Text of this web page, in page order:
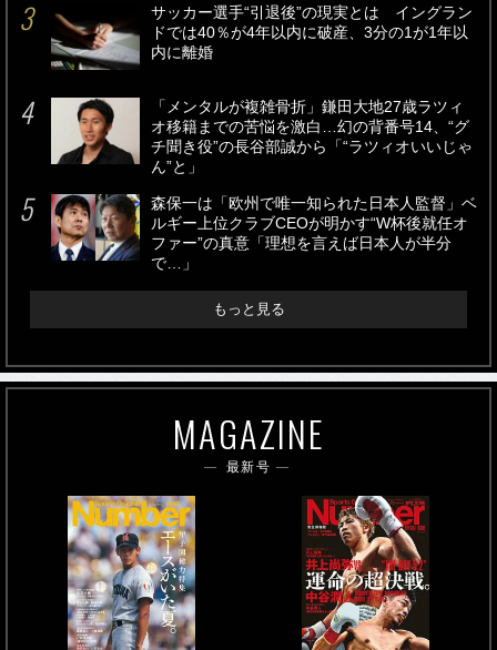
サッカー選手“引退後”の現実とは イングラン
ドでは40％が4年以内に破産、3分の1が1年以
内に離婚
「メンタルが複雑骨折」鎌田大地27歳ラツィ
オ移籍までの苦悩を激白…幻の背番号14、“グ
チ聞き役”の長谷部誠から「“ラツィオいいじゃ
ん”と」
森保一は「欧州で唯一知られた日本人監督」ベ
ルギー上位クラブCEOが明かす“W杯後就任オ
ファー”の真意「理想を言えば日本人が半分
で…」
もっと見る
MAGAZINE
最新号